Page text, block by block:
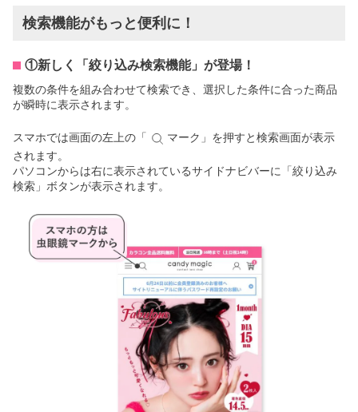
検索機能がもっと便利に！
①新しく「絞り込み検索機能」が登場！
複数の条件を組み合わせて検索でき、選択した条件に合った商品
が瞬時に表示されます。
スマホでは画面の左上の「
マーク」を押すと検索画面が表示
されます。
パソコンからは右に表示されているサイドナビバーに「絞り込み
検索」ボタンが表示されます。